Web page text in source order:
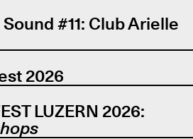
#11: Club Arielle
2026
LUZERN 2026: